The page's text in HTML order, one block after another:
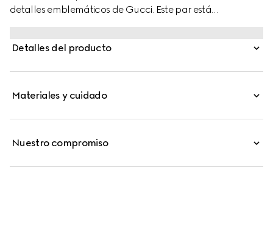
detalles emblemáticos de Gucci. Este par está
completa el estilo.
Detalles del producto
Materiales y cuidado
Nuestro compromiso